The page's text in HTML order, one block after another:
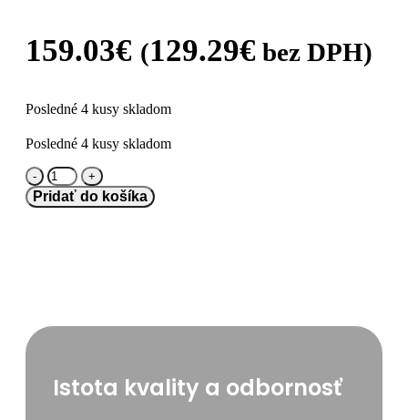
159.03€ (129.29€ bez DPH)
Posledné 4 kusy skladom
Posledné 4 kusy skladom
množstvo
Bridgestone
205/45
Pridať do košíka
Istota kvality a odbornosť